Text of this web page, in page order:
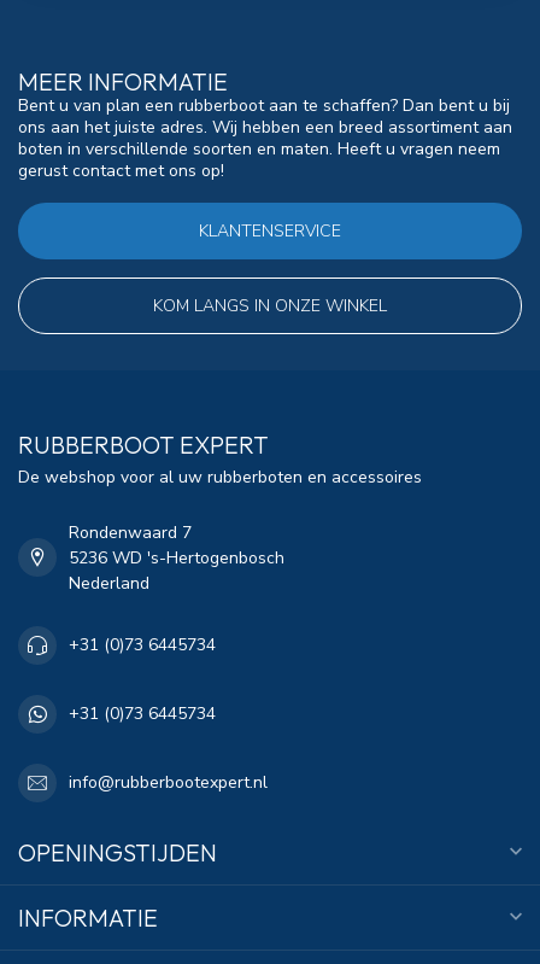
MEER INFORMATIE
Bent u van plan een rubberboot aan te schaffen? Dan bent u bij
ons aan het juiste adres. Wij hebben een breed assortiment aan
boten in verschillende soorten en maten. Heeft u vragen neem
gerust contact met ons op!
KLANTENSERVICE
KOM LANGS IN ONZE WINKEL
RUBBERBOOT EXPERT
De webshop voor al uw rubberboten en accessoires
Rondenwaard 7
5236 WD 's-Hertogenbosch
Nederland
+31 (0)73 6445734
+31 (0)73 6445734
info@rubberbootexpert.nl
OPENINGSTIJDEN
INFORMATIE